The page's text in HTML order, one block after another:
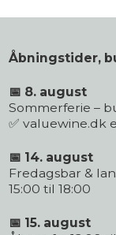
Åbningstider,
📅 8. august
Sommerferie –
✅ valuewine.dk
📅 14. august
Fredagsbar &
15:00 til 18:00
📅 15. august